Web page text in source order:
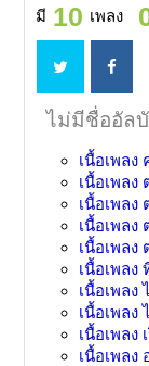
มี 10 เพลง
ไม่มีชื่ออัล
เนื้อเพลง
เนื้อเพลง
เนื้อเพลง
เนื้อเพลง
เนื้อเพลง
เนื้อเพลง
เนื้อเพลง
เนื้อเพลง
เนื้อเพลง
เนื้อเพลง